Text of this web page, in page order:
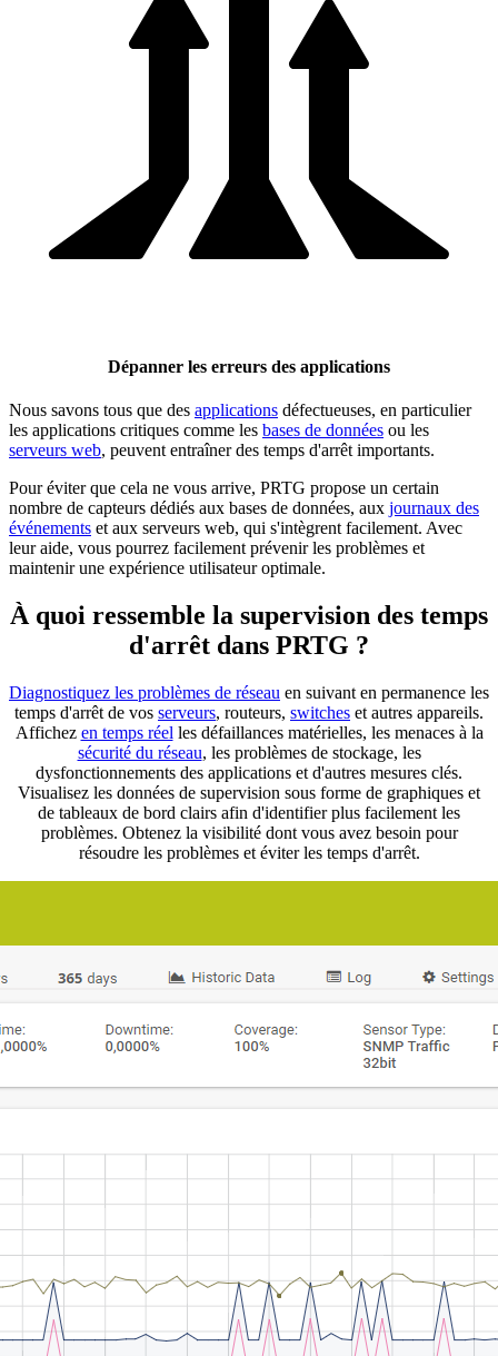
Dépanner les erreurs des applications
Nous savons tous que des applications défectueuses, en particulier
les applications critiques comme les bases de données ou les
serveurs web, peuvent entraîner des temps d'arrêt importants.
Pour éviter que cela ne vous arrive, PRTG propose un certain
nombre de capteurs dédiés aux bases de données, aux journaux des
événements et aux serveurs web, qui s'intègrent facilement. Avec
leur aide, vous pourrez facilement prévenir les problèmes et
maintenir une expérience utilisateur optimale.
À quoi ressemble la supervision des temps
d'arrêt dans PRTG ?
Diagnostiquez les problèmes de réseau en suivant en permanence les
temps d'arrêt de vos serveurs, routeurs, switches et autres appareils.
Affichez en temps réel les défaillances matérielles, les menaces à la
sécurité du réseau, les problèmes de stockage, les
dysfonctionnements des applications et d'autres mesures clés.
Visualisez les données de supervision sous forme de graphiques et
de tableaux de bord clairs afin d'identifier plus facilement les
problèmes. Obtenez la visibilité dont vous avez besoin pour
résoudre les problèmes et éviter les temps d'arrêt.